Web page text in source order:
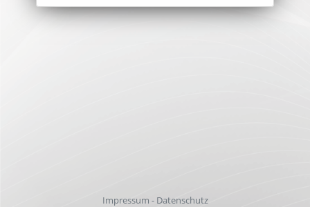
Impressum - Datenschutz